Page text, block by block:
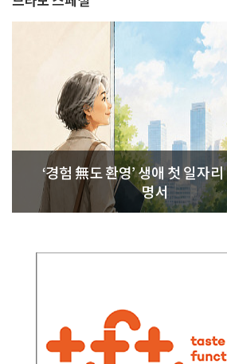
‘경험 無도 환영’ 생애 첫 일자리 도전 설
명서